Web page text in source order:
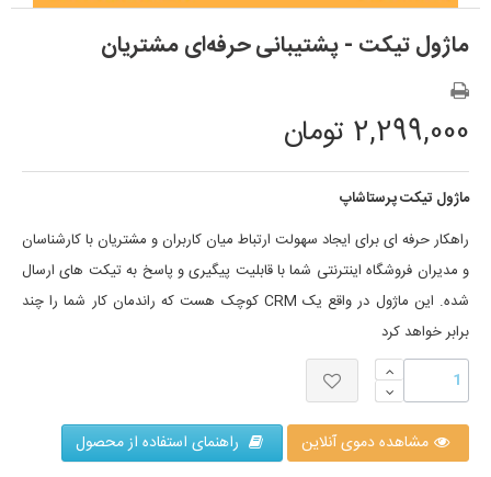
ماژول تیکت - پشتیبانی حرفه‌ای مشتریان
2,299,000 تومان
ماژول تیکت پرستاشاپ
راهکار حرفه ای برای ایجاد سهولت ارتباط میان کاربران و مشتریان با کارشناسان
و مدیران فروشگاه اینترنتی شما با قابلیت پیگیری و پاسخ به تیکت های ارسال
شده. این ماژول در واقع یک CRM کوچک هست که راندمان کار شما را چند
برابر خواهد کرد
مشاهده دموی آنلاین راهنمای استفاده از محصول